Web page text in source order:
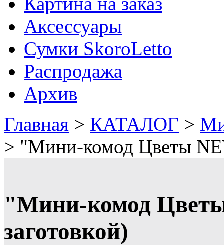
Аксессуары
Сумки SkoroLetto
Распродажа
Архив
Главная > КАТАЛОГ >
> "Мини-комод Цветы
"Мини-комод
заготовкой)